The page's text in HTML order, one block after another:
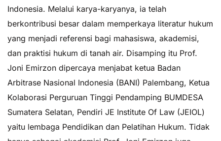
Indonesia. Melalui karya-karyanya, ia telah
berkontribusi besar dalam memperkaya literatur hukum
yang menjadi referensi bagi mahasiswa, akademisi,
dan praktisi hukum di tanah air. Disamping itu Prof.
Joni Emirzon dipercaya menjabat ketua Badan
Arbitrase Nasional Indonesia (BANI) Palembang, Ketua
Kolaborasi Perguruan Tinggi Pendamping BUMDESA
Sumatera Selatan, Pendiri JE Institute Of Law (JEIOL)
yaitu lembaga Pendidikan dan Pelatihan Hukum. Tidak